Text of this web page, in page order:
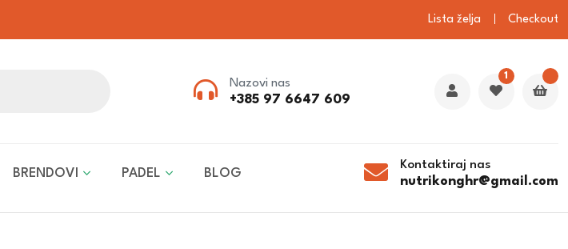
Lista želja Checkout
Nazovi nas
+385 97 6647 609
1
BRENDOVI PADEL BLOG
Kontaktiraj nas
nutrikonghr@gmail.com